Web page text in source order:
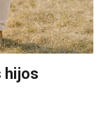
hijos